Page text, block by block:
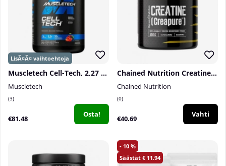
Muscletech Cell-Tech, 2,27 kg
Muscletech
3
€81.48 Osta!
Chained Nutrition Creatine (Creapure®), 400 g
Chained Nutrition
0
€40.69 Vahti
10
11.94